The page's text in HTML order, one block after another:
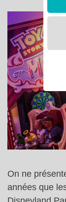
On ne
années que